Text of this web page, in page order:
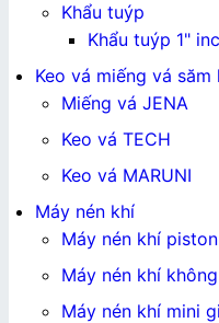
Khẩu tuýp
Khẩu tuýp 1"
Keo vá miếng vá
Miếng vá JENA
Keo vá TECH
Keo vá MARUNI
Máy nén khí
Máy nén khí
Máy nén khí
Máy nén khí mini